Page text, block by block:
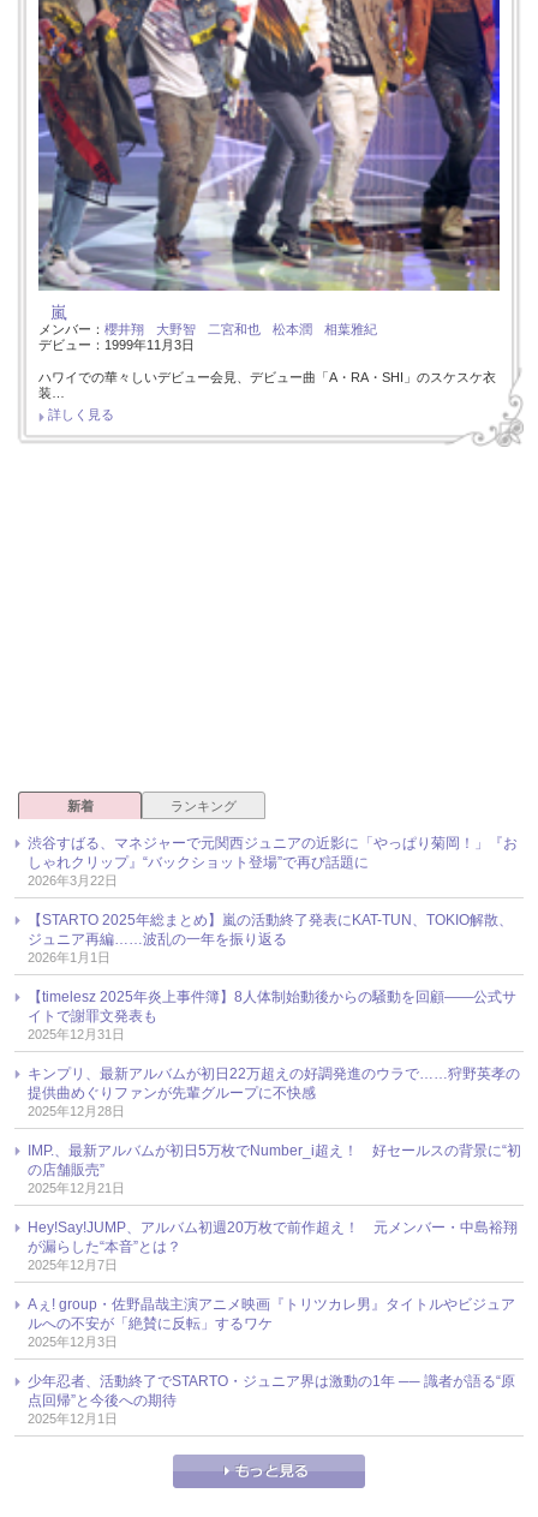
嵐
メンバー： 櫻井翔 大野智 二宮和也 松本潤
相葉雅紀
デビュー：1999年11月3日
ハワイでの華々しいデビュー会見、デビュー曲「A・RA・SHI」のスケスケ衣
装…
詳しく見る
新着 ランキング
渋谷すばる、マネジャーで元関西ジュニアの近影に「やっぱり菊岡！」『お
しゃれクリップ』“バックショット登場”で再び話題に
2026年3月22日
【STARTO 2025年総まとめ】嵐の活動終了発表にKAT-TUN、TOKIO解散、
ジュニア再編……波乱の一年を振り返る
2026年1月1日
【timelesz 2025年炎上事件簿】8人体制始動後からの騒動を回顧――公式サ
イトで謝罪文発表も
2025年12月31日
キンプリ、最新アルバムが初日22万超えの好調発進のウラで……狩野英孝の
提供曲めぐりファンが先輩グループに不快感
2025年12月28日
IMP.、最新アルバムが初日5万枚でNumber_i超え！ 好セールスの背景に“初
の店舗販売”
2025年12月21日
Hey!Say!JUMP、アルバム初週20万枚で前作超え！ 元メンバー・中島裕翔
が漏らした“本音”とは？
2025年12月7日
Aぇ! group・佐野晶哉主演アニメ映画『トリツカレ男』タイトルやビジュア
ルへの不安が「絶賛に反転」するワケ
2025年12月3日
少年忍者、活動終了でSTARTO・ジュニア界は激動の1年 ── 識者が語る“原
点回帰”と今後への期待
2025年12月1日